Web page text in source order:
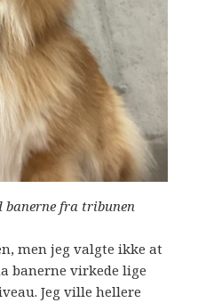
banerne fra tribunen
men jeg valgte ikke at
banerne virkede lige
Jeg ville hellere